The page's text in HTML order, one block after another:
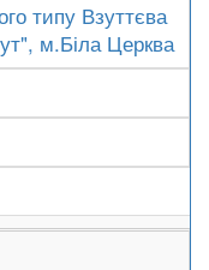
типу Взуттєва
м.Біла Церква